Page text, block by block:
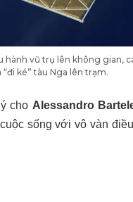
vũ trụ lên không gian,
“đi ké” tàu Nga lên trạm.
cho Alessandro
sống với vô vàn